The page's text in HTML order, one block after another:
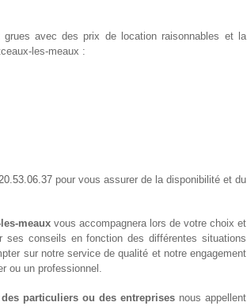
grues avec des prix de location raisonnables et la
les-meaux :
pour vous assurer de la disponibilité et du
meaux vous accompagnera lors de votre choix et
ses conseils en fonction des différentes situations
sur notre service de qualité et notre engagement
ou un professionnel.
particuliers ou des entreprises nous appellent